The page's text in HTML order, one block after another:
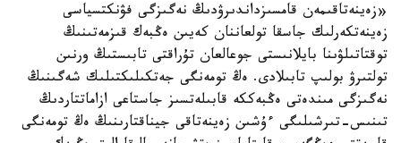
«زەينەتاقىمەن قامسىزداندىرۋدىڭ نەگىزگى فۋنكتسياسى
زەينەتكەرلىك جاسقا تولعاننان كەيىن ەڭبەك قىزمەتىنىڭ
توقتاتىلۋىنا بايلانىستى جوعالعان تۇراقتى تابىستىڭ ورنىن
تولتىرۋ بولىپ تابىلادى. ەڭ تومەنگى جەتكىلىكتىلىك شەگىنىڭ
نەگىزگى مىندەتى ەڭبەككە قابىلەتسىز جاستاعى ازاماتتاردىڭ
تىنىس-تىرشىلىگى ءۇشىن زەينەتاقى جيناقتارىنىڭ ەڭ تومەنگى